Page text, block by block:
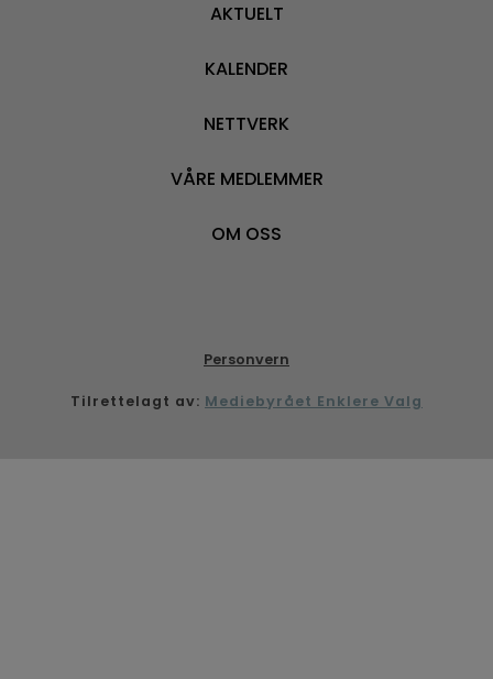
AKTUELT
KALENDER
NETTVERK
VÅRE MEDLEMMER
OM OSS
Personvern
Tilrettelagt av: Mediebyrået Enklere Valg